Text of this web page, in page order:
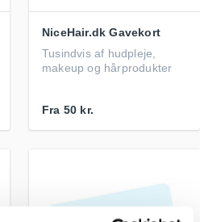
NiceHair.dk Gavekort
Tusindvis af hudpleje,
makeup og hårprodukter
Fra 50 kr.